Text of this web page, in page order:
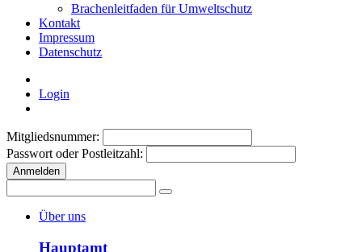
Brachenleitfaden für Umweltschutz
Kontakt
Impressum
Datenschutz
Login
Mitgliedsnummer:
Passwort oder Postleitzahl:
Anmelden
Über uns
Hauptamt